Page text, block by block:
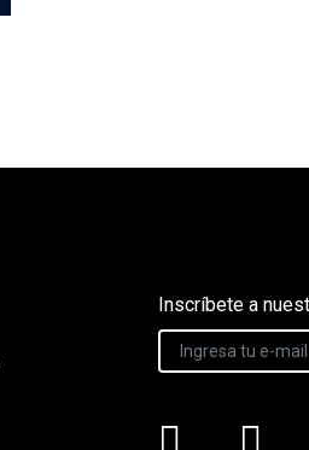
Inscríbete a